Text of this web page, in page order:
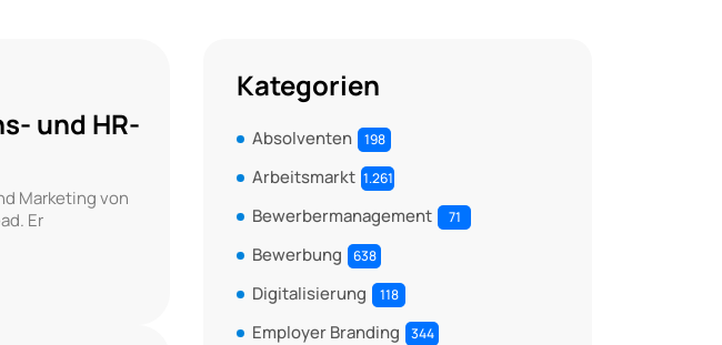
und HR-
Marketing von
Er
Kategorien
Absolventen 198
Arbeitsmarkt 1.261
Bewerbermanagement 71
Bewerbung 638
Digitalisierung 118
Employer Branding 344